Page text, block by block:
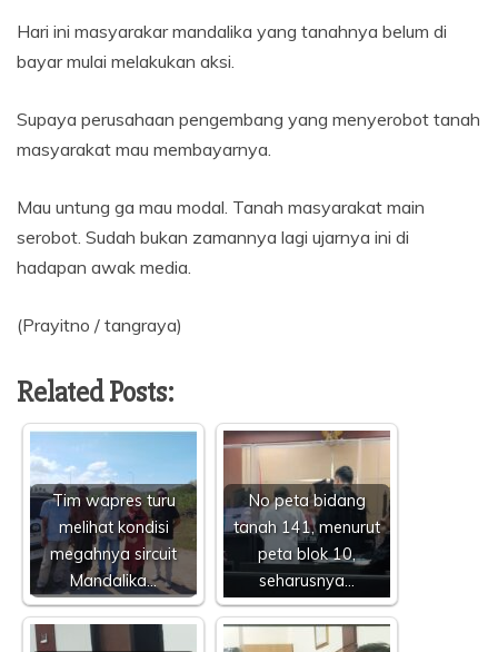
Hari ini masyarakar mandalika yang tanahnya belum di
bayar mulai melakukan aksi.
Supaya perusahaan pengembang yang menyerobot tanah
masyarakat mau membayarnya.
Mau untung ga mau modal. Tanah masyarakat main
serobot. Sudah bukan zamannya lagi ujarnya ini di
hadapan awak media.
(Prayitno / tangraya)
Related Posts:
Tim wapres turu
melihat kondisi
megahnya sircuit
Mandalika…
No peta bidang
tanah 141, menurut
peta blok 10,
seharusnya…